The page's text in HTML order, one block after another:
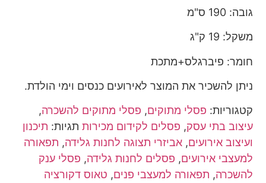
גובה: 190 ס"מ
משקל: 19 ק"ג
חומר: פיברגלס+מתכת
ניתן להשכיר את המוצר לאירועים כנסים וימי הולדת.
קטגוריות: פסלי מתוקים, פסלי מתוקים להשכרה,
עיצוב בתי עסק, פסלים לקידום מכירות תגיות: תיכנון
ועיצוב אירועים,אביזרי תצוגה לחנות גלידה, תפאורה
למעצבי אירועים, פסלים לחנות גלידה, פסלי ענק
להשכרה, תפאורה למעצבי פנים, טאוס דקורציה